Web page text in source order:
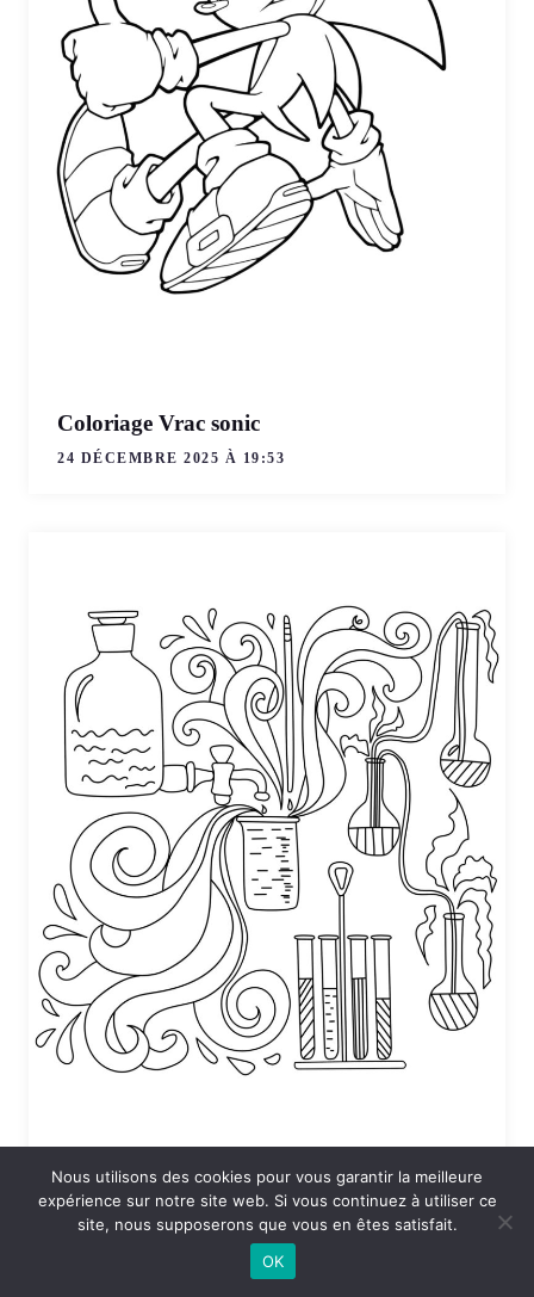
Coloriage Vrac sonic
24 DÉCEMBRE 2025 À 19:53
Coloriage Sciences en vrac
24 DÉCEMBRE 2025 À 19:53
Nous utilisons des cookies pour vous garantir la meilleure
expérience sur notre site web. Si vous continuez à utiliser ce
site, nous supposerons que vous en êtes satisfait.
OK